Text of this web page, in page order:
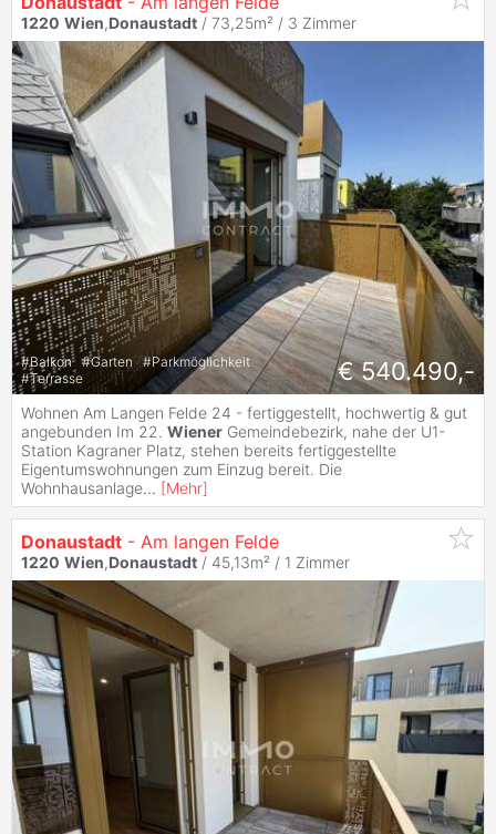
1220 Wien,Donaustadt / 73,25m² / 3 Zimmer
#Balkon #Garten #Parkmöglichkeit
#Terrasse € 540.490,-
Wohnen Am Langen Felde 24 - fertiggestellt, hochwertig & gut
angebunden Im 22. Wiener Gemeindebezirk, nahe der U1-
Station Kagraner Platz, stehen bereits fertiggestellte
Eigentumswohnungen zum Einzug bereit. Die
Wohnhausanlage... [Mehr]
Donaustadt - Am langen Felde
1220 Wien,Donaustadt / 45,13m² / 1 Zimmer